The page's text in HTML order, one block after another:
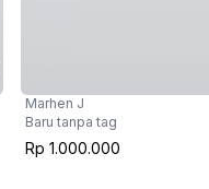
Marhen J
Baru tanpa tag
Rp 1.000.000